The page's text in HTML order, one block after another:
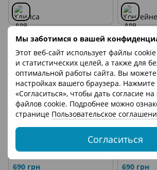
Мы заботимся о вашей
Этот веб-сайт использует файлы
и статистических целей, а также для
оптимальной работы сайта. Вы
настройках вашего браузера. Нажмите
«Согласиться», чтобы дать согласие
файлов cookie. Подробнее можно
странице Пользовательское
Согласиться
НОВИНКА
Контейнер для хранения
универсальный-белый
690 грн
НОВИНКА
Контейнер
690 грн